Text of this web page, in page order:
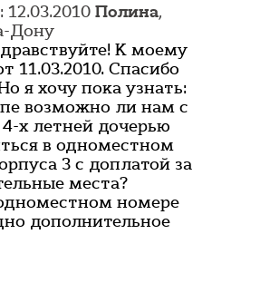
12.03.2010 Полина,
Дону
К моему
11.03.2010. Спасибо
я хочу пока узнать:
возможно ли нам с
х летней дочерью
в одноместном
3 с доплатой за
места?
номере
дополнительное